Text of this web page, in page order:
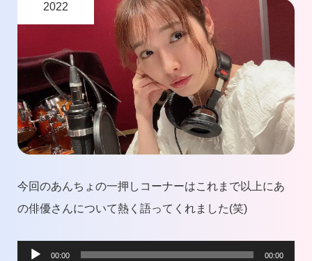
2022
今回のあんちょの一押しコーナーはこれまで以上にあ
の俳優さんについて熱く語ってくれました(笑)
00:00 00:00